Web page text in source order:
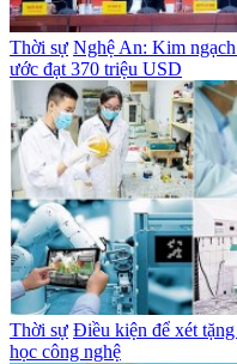
Thời sự Nghệ An: Kim
ước đạt 370 triệu USD
Thời sự Điều kiện để xét
học công nghệ